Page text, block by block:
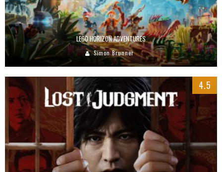
LEGO HORIZON ADVENTURES
Simon Brunner
4.5